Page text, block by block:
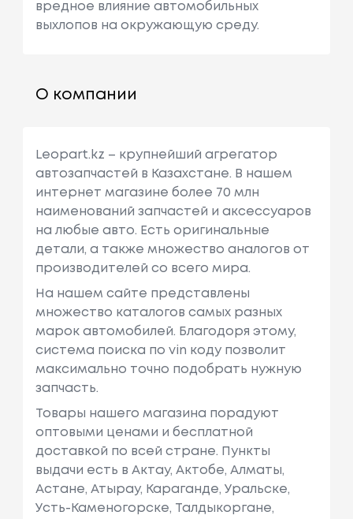
вредное влияние автомобильных
выхлопов на окружающую среду.
О компании
Leopart.kz – крупнейший агрегатор
автозапчастей в Казахстане. В нашем
интернет магазине более 70 млн
наименований запчастей и аксессуаров
на любые авто. Есть оригинальные
детали, а также множество аналогов от
производителей со всего мира.
На нашем сайте представлены
множество каталогов самых разных
марок автомобилей. Благодоря этому,
система поиска по vin коду позволит
максимально точно подобрать нужную
запчасть.
Товары нашего магазина порадуют
оптовыми ценами и бесплатной
доставкой по всей стране. Пункты
выдачи есть в Актау, Актобе, Алматы,
Астане, Атырау, Караганде, Уральске,
Усть-Каменогорске, Талдыкоргане,